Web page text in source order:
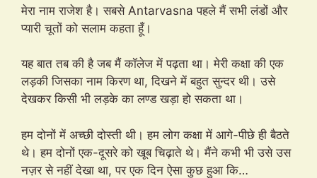
मेरा नाम राजेश है। सबसे Antarvasna पहले मैं सभी लंडों और
प्यारी चूतों को सलाम कहता हूँ।
यह बात तब की है जब मैं कॉलेज में पढ़ता था। मेरी कक्षा की एक
लड़की जिसका नाम किरण था, दिखने में बहुत सुन्दर थी। उसे
देखकर किसी भी लड़के का लण्ड खड़ा हो सकता था।
हम दोनों में अच्छी दोस्ती थी। हम लोग कक्षा में आगे-पीछे ही बैठते
थे। हम दोनों एक-दूसरे को खूब चिढ़ाते थे। मैंने कभी भी उसे उस
नज़र से नहीं देखा था, पर एक दिन ऐसा कुछ हुआ कि…